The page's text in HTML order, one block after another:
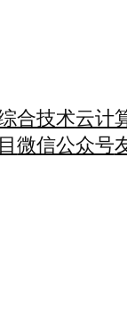
合技术云计
微信公众号